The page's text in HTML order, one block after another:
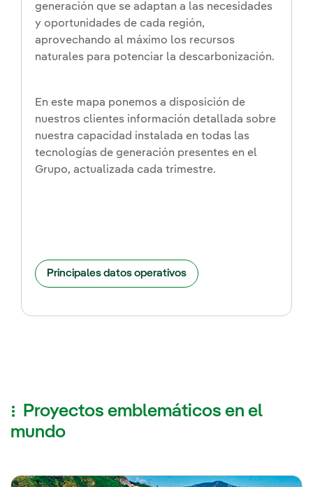
generación que se adaptan a las necesidades
y oportunidades de cada región,
aprovechando al máximo los recursos
naturales para potenciar la descarbonización.
En este mapa ponemos a disposición de
nuestros clientes información detallada sobre
nuestra capacidad instalada en todas las
tecnologías de generación presentes en el
Grupo, actualizada cada trimestre.
Principales datos operativos
Proyectos emblemáticos en el
mundo